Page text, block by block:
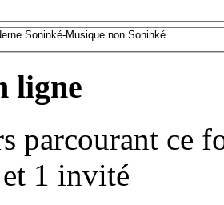
ligne
parcourant ce
1 invité